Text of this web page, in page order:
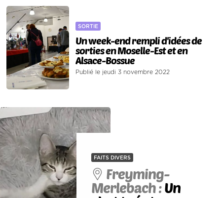
SORTIE
Un week-end rempli d'idées de
sorties en Moselle-Est et en
Alsace-Bossue
Publié le jeudi 3 novembre 2022
FAITS DIVERS
Freyming-
Merlebach :Un